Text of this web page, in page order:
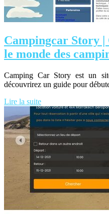
Campingcar Story
le monde des
Camping Car Story est un
découvrirez un guide pour
Lire la suite